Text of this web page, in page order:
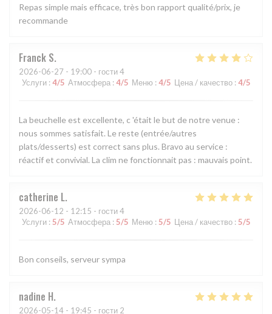
Repas simple mais efficace, très bon rapport qualité/prix, je
recommande
Franck S
2026-06-27 - 19:00 - гости 4
Услуги : 4/5 Атмосфера : 4/5 Меню : 4/5 Цена / качество : 4/5
La beuchelle est excellente, c 'était le but de notre venue :
nous sommes satisfait. Le reste (entrée/autres
plats/desserts) est correct sans plus. Bravo au service :
réactif et convivial. La clim ne fonctionnait pas : mauvais point.
catherine L
2026-06-12 - 12:15 - гости 4
Услуги : 5/5 Атмосфера : 5/5 Меню : 5/5 Цена / качество : 5/5
Bon conseils, serveur sympa
nadine H
2026-05-14 - 19:45 - гости 2